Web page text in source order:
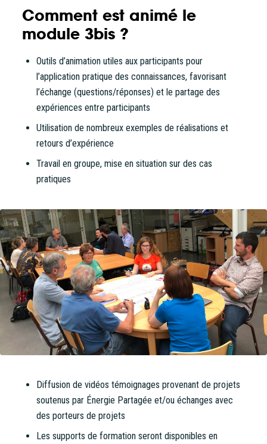
Comment est animé le
module 3bis ?
Outils d’animation utiles aux participants pour
l’application pratique des connaissances, favorisant
l’échange (questions/réponses) et le partage des
expériences entre participants
Utilisation de nombreux exemples de réalisations et
retours d’expérience
Travail en groupe, mise en situation sur des cas
pratiques
Diffusion de vidéos témoignages provenant de projets
soutenus par Énergie Partagée et/ou échanges avec
des porteurs de projets
Les supports de formation seront disponibles en